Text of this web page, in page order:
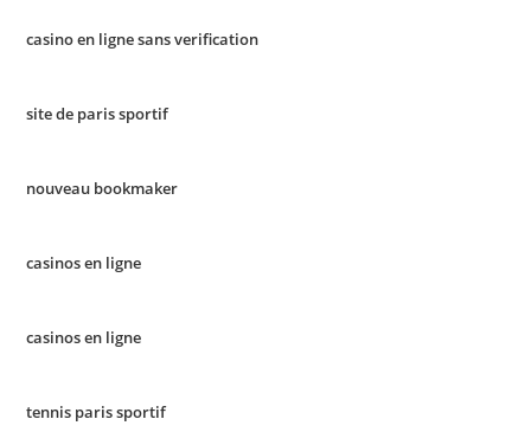
casino en ligne sans verification
site de paris sportif
nouveau bookmaker
casinos en ligne
casinos en ligne
tennis paris sportif